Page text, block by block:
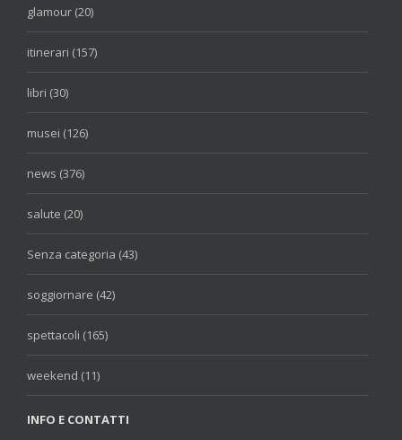
glamour (20)
itinerari (157)
libri (30)
musei (126)
news (376)
salute (20)
Senza categoria (43)
soggiornare (42)
spettacoli (165)
weekend (11)
INFO E CONTATTI